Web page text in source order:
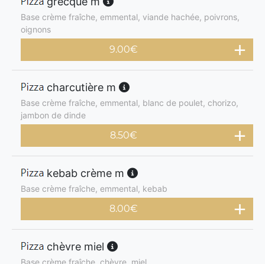
Base crème fraîche, emmental, viande hachée, poivrons,
oignons
9.00€
charcutière m
Base crème fraîche, emmental, blanc de poulet, chorizo,
jambon de dinde
8.50€
kebab crème m
Base crème fraîche, emmental, kebab
8.00€
chèvre miel